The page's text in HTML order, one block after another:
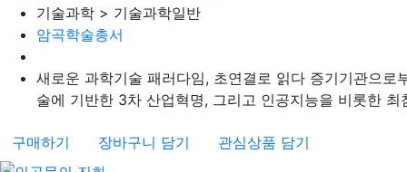
기술과학 > 기술과학일반
암곡학술총서
새로운 과학기술 패러다임, 초연결로 읽다 증기기관으
술에 기반한 3차 산업혁명, 그리고 인공지능을 비롯한 최
구매하기 장바구니 담기 관심상품 담기